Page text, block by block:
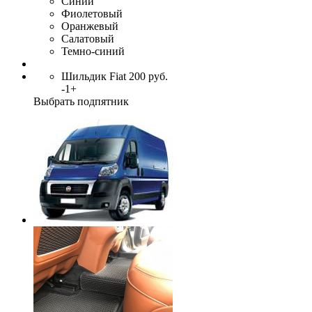
Фиолетовый
Оранжевый
Салатовый
Темно-синий
Шильдик Fiat 200 руб.
-1+
Выбрать подпятник